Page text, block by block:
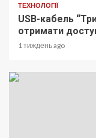
ТЕХНОЛОГІЇ
USB-кабель
отримати
1 тиждень ago